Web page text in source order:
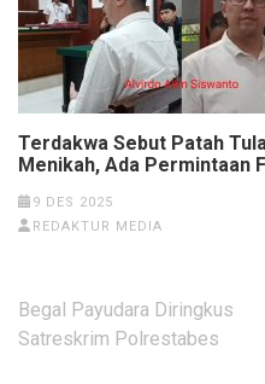
Terdakwa Sebut Patah
Menikah, Ada Permintaan
9 DES 2025
REDAKTUR MEDIA
Navigasi
pos
Begal Payudara Diringkus
Satreskrim Polrestabes